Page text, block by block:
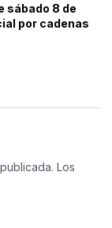
sábado 8 de
por cadenas
Los